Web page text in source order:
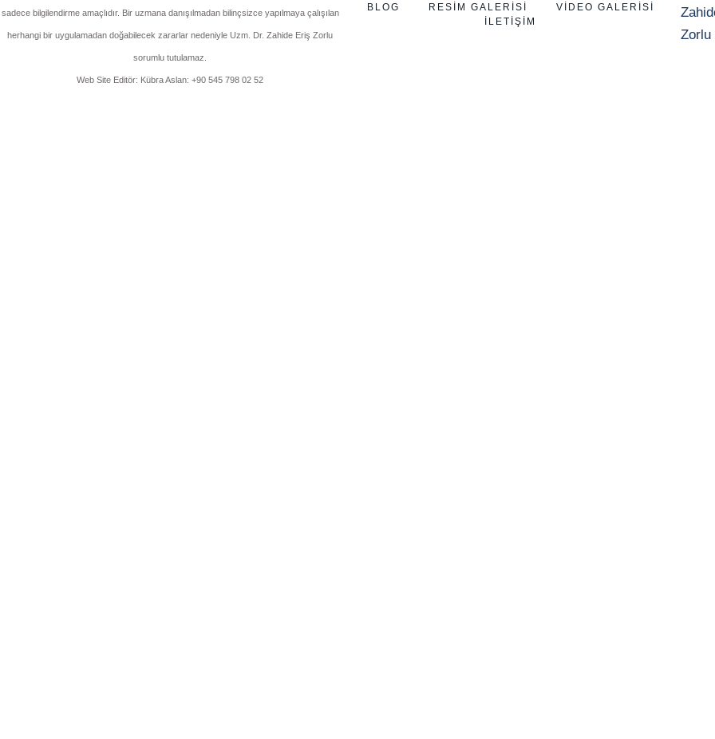
sadece bilgilendirme amaçlıdır. Bir uzmana danışılmadan bilinçsizce yapılmaya çalışılan
herhangi bir uygulamadan doğabilecek zararlar nedeniyle Uzm. Dr. Zahide Eriş Zorlu
sorumlu tutulamaz.
Web Site Editör: Kübra Aslan: +90 545 798 02 52
BLOG
RESIM GALERISI
VIDEO GALERISI
İLETIŞIM